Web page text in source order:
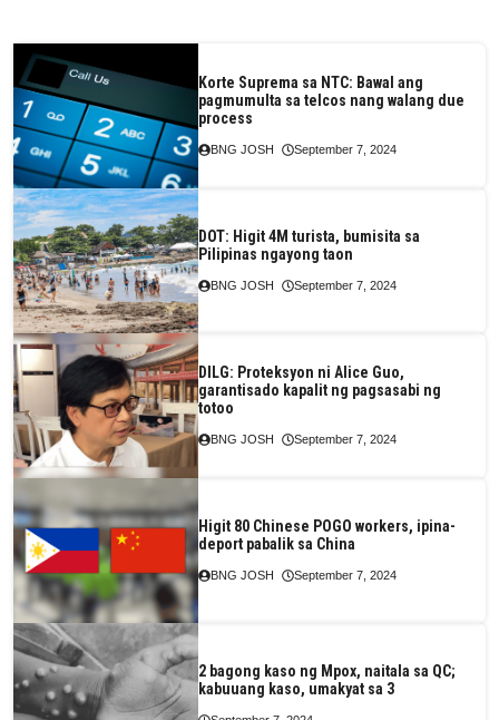
Korte Suprema sa NTC: Bawal ang
pagmumulta sa telcos nang walang due
process
BNG JOSH September 7, 2024
DOT: Higit 4M turista, bumisita sa
Pilipinas ngayong taon
BNG JOSH September 7, 2024
DILG: Proteksyon ni Alice Guo,
garantisado kapalit ng pagsasabi ng
totoo
BNG JOSH September 7, 2024
Higit 80 Chinese POGO workers, ipina-
deport pabalik sa China
BNG JOSH September 7, 2024
2 bagong kaso ng Mpox, naitala sa QC;
kabuuang kaso, umakyat sa 3